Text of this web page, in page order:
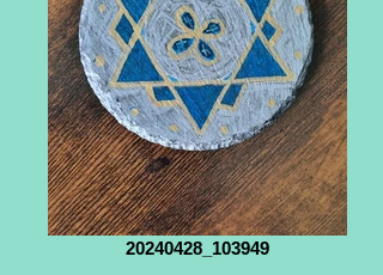
20240428_103949